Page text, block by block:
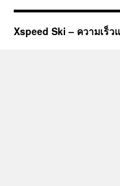
Xspeed Ski – ความเร็ว